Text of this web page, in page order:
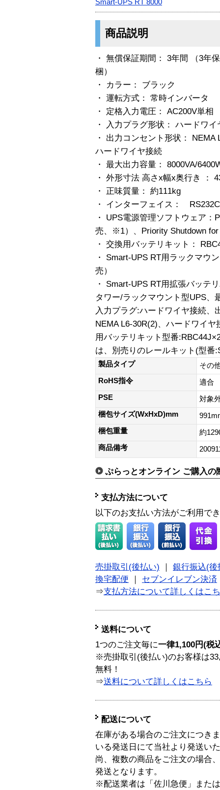
Smart-UPS RT 8000
商品説明
・ 無償保証期間： 3年間 （3年
梱）
・ カラー： ブラック
・ 運転方式： 常時インバータ
・ 定格入力電圧： AC200V単相
・ 入力プラグ形状： ハードワイ
・ 出力コンセント形状：
ハードワイヤ接続
・ 最大出力容量： 8000VA/
・ 外形寸法 高さx幅x奥行き ：
・ 正味質量： 約111kg
・ インターフェイス：
・ UPS電源管理ソフトウェア：
売、※1）、Priority Shutdown
・ 交換用バッテリキット：
・ Smart-UPS RT用ラックマウ
売）
・ Smart-UPS RT用拡張バッテ
タワー/ラックマウント型UPS、
入力プラグ:ハードワイヤ接続、
NEMA L6-30R(2)、ハードワイ
用バッテリキット型番
は、別売りのレールキット(型番
製品タイプ
その
RoHS指令
適合
PSE
対象
梱包サイズ(WxHxD)mm
梱包重量
約
商品備考
ぷらっとオンライン ご購入の
支払方法について
以下のお支払い方法がご利用で
売掛取引(後払い)
銀行振込(後
換宅配便
セブンイレブン決済
⇒支払方法について詳しくはこ
送料について
1つのご注文毎に一律1,100円(税
※売掛取引(後払い)のお客様は
無料！
⇒送料について詳しくはこちら
配送について
在庫がある場合のご注文につき
いる発送日にて当社より発送い
尚、複数の商品をご注文の場合
発送となります。
※配送業者は「佐川急便」また